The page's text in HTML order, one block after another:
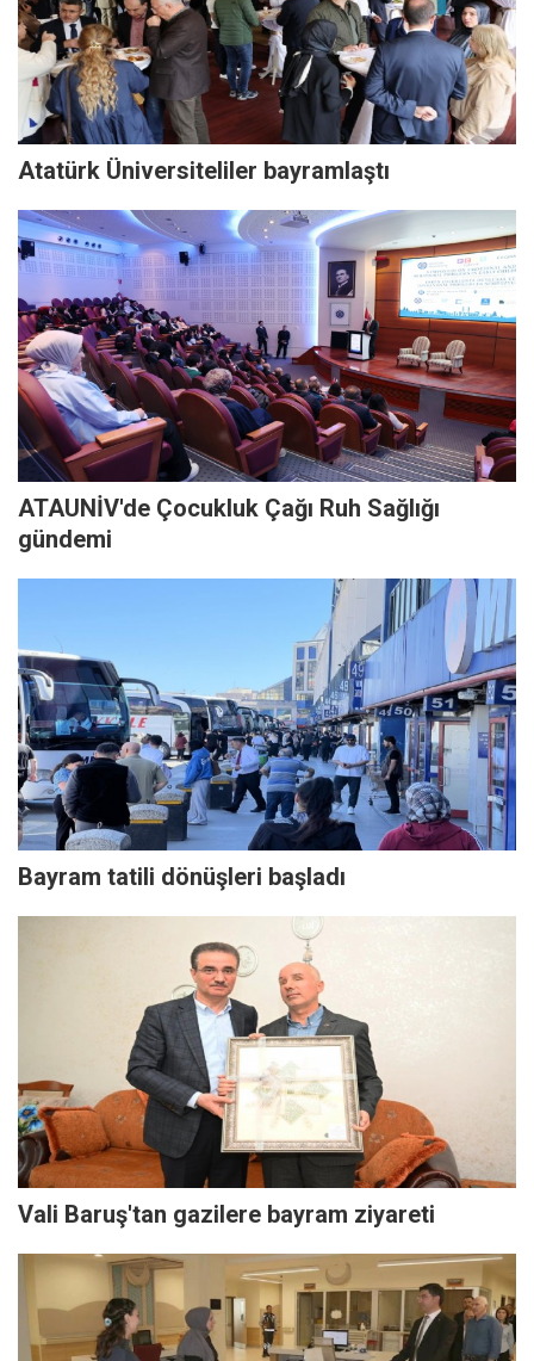
Atatürk Üniversiteliler bayramlaştı
ATAUNİV'de Çocukluk Çağı Ruh Sağlığı
gündemi
Bayram tatili dönüşleri başladı
Vali Baruş'tan gazilere bayram ziyareti